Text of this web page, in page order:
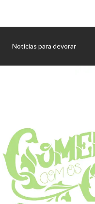
Notícias para devorar